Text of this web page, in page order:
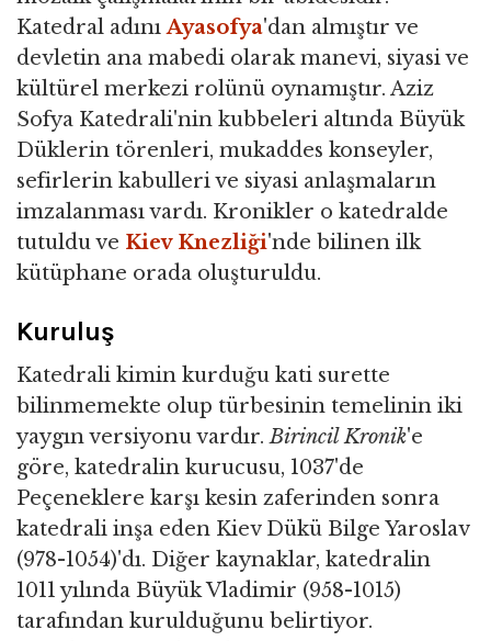
Katedral adınıAyasofya'dan almıştır ve
devletin ana mabedi olarak manevi, siyasi ve
kültürel merkezi rolünü oynamıştır. Aziz
Sofya Katedrali'nin kubbeleri altında Büyük
Düklerin törenleri, mukaddes konseyler,
sefirlerin kabulleri ve siyasi anlaşmaların
imzalanması vardı. Kronikler o katedralde
tutuldu ve Kiev Knezliği'nde bilinen ilk
kütüphane orada oluşturuldu.
Kuruluş
Katedrali kimin kurduğu kati surette
bilinmemekte olup türbesinin temelinin iki
yaygın versiyonu vardır.Birincil Kronik'e
göre, katedralin kurucusu, 1037'de
Peçeneklere karşı kesin zaferinden sonra
katedrali inşa eden Kiev Dükü Bilge Yaroslav
(978-1054)'dı. Diğer kaynaklar, katedralin
1011 yılında Büyük Vladimir (958-1015)
tarafından kurulduğunu belirtiyor.